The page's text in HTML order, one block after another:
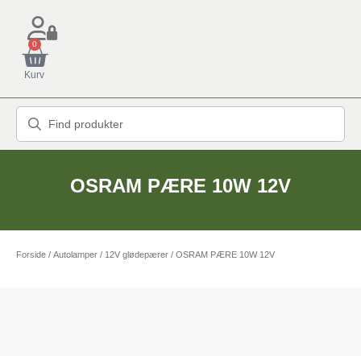
0
Kurv
OSRAM PÆRE 10W 12V
Forside / Autolamper / 12V glødepærer / OSRAM PÆRE 10W 12V